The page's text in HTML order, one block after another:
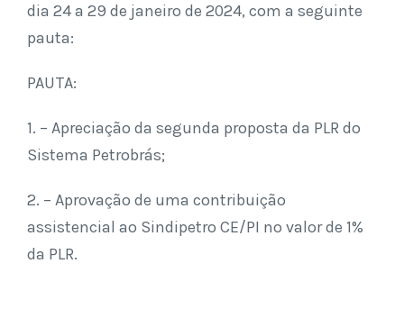
dia 24 a 29 de janeiro de 2024, com a seguinte
pauta:
PAUTA:
1. – Apreciação da segunda proposta da PLR do
Sistema Petrobrás;
2. – Aprovação de uma contribuição
assistencial ao Sindipetro CE/PI no valor de 1%
da PLR.